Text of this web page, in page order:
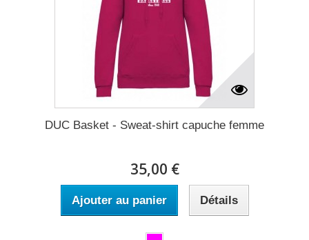
DUC Basket - Sweat-shirt capuche femme
35,00 €
Ajouter au panier Détails